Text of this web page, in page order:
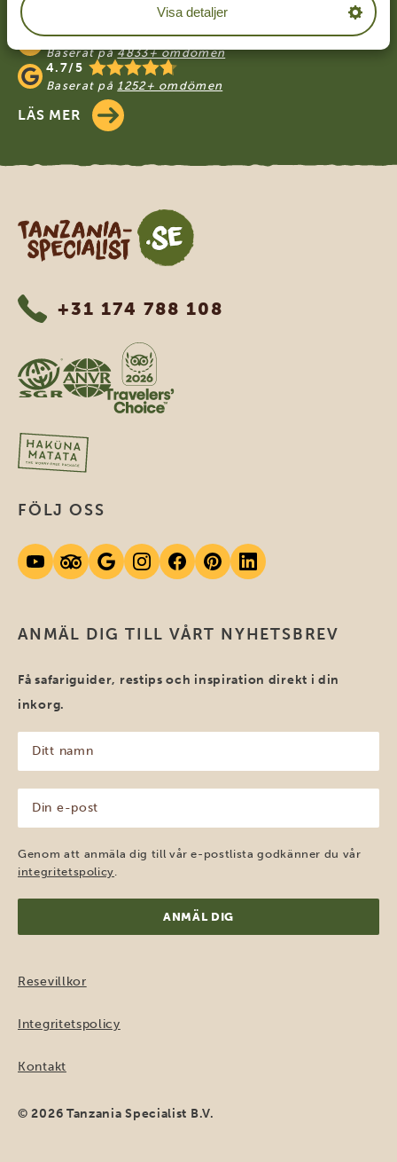
Visa detaljer
TANZANIA SPECIALIST
4.9/5
Baserat på4833+ omdömen
4.7/5
Baserat på1252+ omdömen
LÄS MER
Tanzania Specialist
+31 174 788 108
ANMÄL DIG TILL VÅRT NYHETSBREV
Få safariguider, restips och inspiration direkt i din
inkorg.
namn
(Obligatoriskt)
post
(Obligatoriskt)
Genom att anmäla dig till vår e-postlista godkänner du vår
integritetspolicy.
FÖLJ OSS
Resevillkor
Integritetspolicy
Kontakt
© 2026 Tanzania Specialist B.V.